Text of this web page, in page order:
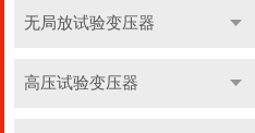
无局放试验变压器
高压试验变压器